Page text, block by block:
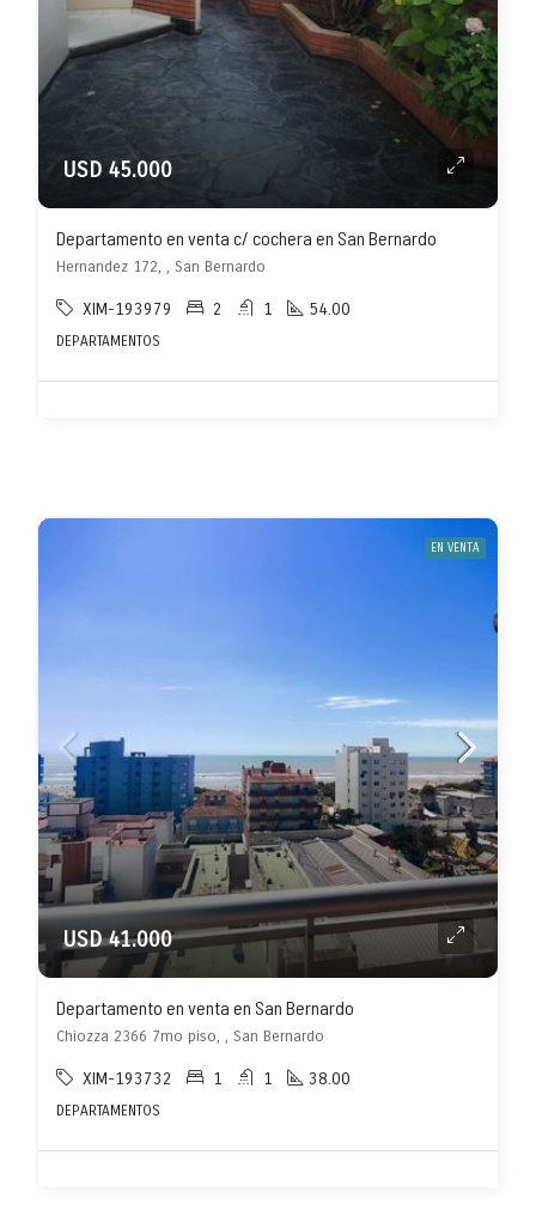
USD 45.000
Departamento en venta c/ cochera en San Bernardo
Hernandez 172, , San Bernardo
XIM-193979 2 1 54.00
DEPARTAMENTOS
EN VENTA
USD 41.000
Departamento en venta en San Bernardo
Chiozza 2366 7mo piso, , San Bernardo
XIM-193732 1 1 38.00
DEPARTAMENTOS